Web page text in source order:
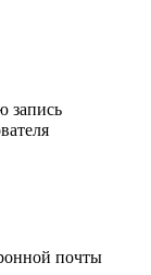
запись
почты